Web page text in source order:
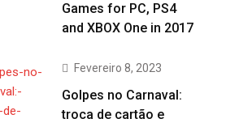
Games for PC, PS4
and XBOX One in 2017
Fevereiro 8, 2023
Golpes no Carnaval:
troca de cartão e